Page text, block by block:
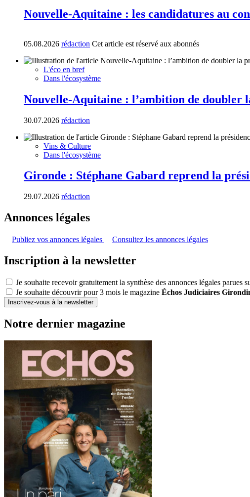
Nouvelle-Aquitaine : les candidatures au
05.08.2026 rédaction Cet article est réservé aux abonnés
L'éco en bref
Dans l'écosystème
Nouvelle-Aquitaine : l’ambition de doubler
30.07.2026 rédaction
Vins & Culture
Dans l'écosystème
Gironde : Stéphane Gabard reprend la
29.07.2026 rédaction
Annonces légales
Publiez vos annonces légales Consultez les annonces légales
Inscription à la newsletter
Je souhaite recevoir gratuitement la synthèse des annonces légales parues
Je souhaite découvrir pour 3 mois le magazine Échos Judiciaires
Inscrivez-vous à la newsletter
Notre dernier magazine